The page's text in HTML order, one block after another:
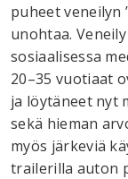
puheet veneilyn
unohtaa.
sosiaalisessa
20–35 vuotiaat
ja löytäneet nyt
sekä hieman
myös järkeviä
trailerilla auton